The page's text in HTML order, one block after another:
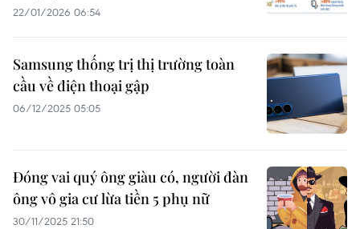
22/01/2026 06:54
Samsung thống trị thị trường toàn
cầu về điện thoại gập
06/12/2025 05:05
Đóng vai quý ông giàu có, người đàn
ông vô gia cư lừa tiền 5 phụ nữ
30/11/2025 21:50